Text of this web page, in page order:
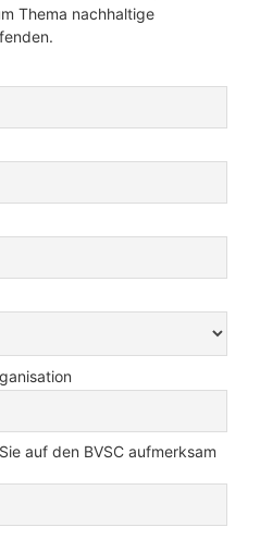
Thema nachhaltige
auf den BVSC aufmerksam